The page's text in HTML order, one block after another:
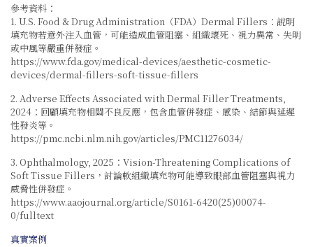
參考資料：
1. U.S. Food & Drug Administration（FDA）Dermal Fillers：說明
填充物若意外注入血管，可能造成血管阻塞、組織壞死、視力異常、失明
或中風等嚴重併發症。
https://www.fda.gov/medical-devices/aesthetic-cosmetic-
devices/dermal-fillers-soft-tissue-fillers
2. Adverse Effects Associated with Dermal Filler Treatments,
2024：回顧填充物相關不良反應，包含血管併發症、感染、結節與延遲
性發炎等。
https://pmc.ncbi.nlm.nih.gov/articles/PMC11276034/
3. Ophthalmology, 2025：Vision-Threatening Complications of
Soft Tissue Fillers，討論軟組織填充物可能導致眼部血管阻塞與視力
威脅性併發症。
https://www.aaojournal.org/article/S0161-6420(25)00074-
0/fulltext
真實案例